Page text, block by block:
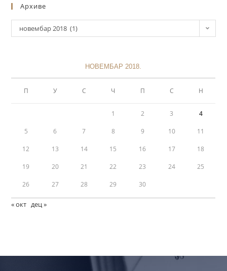
Архиве
новембар 2018 (1)
НОВЕМБАР 2018.
П У С Ч П С Н
1 2 3 4
5 6 7 8 9 10 11
12 13 14 15 16 17 18
19 20 21 22 23 24 25
26 27 28 29 30
« окт дец »